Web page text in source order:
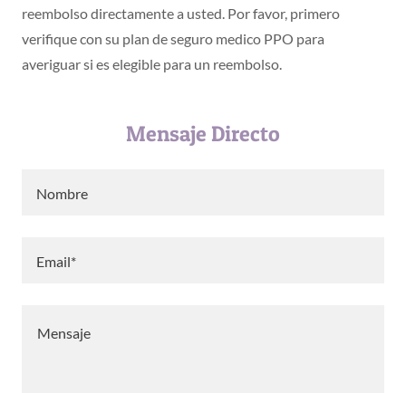
reembolso directamente a usted. Por favor, primero
verifique con su plan de seguro medico PPO para
averiguar si es elegible para un reembolso.
Mensaje Directo
Nombre
Email*